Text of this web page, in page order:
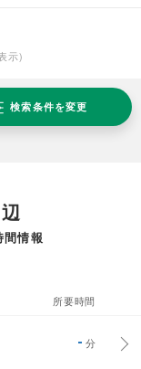
示)
検索条件を変更
情報
所要時間
- 分